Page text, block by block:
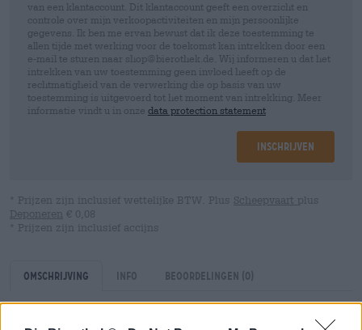
van een klantaccount. Dit klantaccount geeft een overzicht en
controle over mijn verkoopactiviteiten en mijn persoonlijke
gegevens. Ik ben me ervan bewust dat ik deze toestemming te
allen tijde met werking voor de toekomst kan intrekken door een
e-mail te sturen naar shop@bierothek.de. Wij informeren u dat het
intrekken van uw toestemming geen invloed heeft op de
rechtmatigheid van de verwerking die op basis van uw
toestemming is uitgevoerd tot het moment van intrekking. Meer
informatie vindt u in onze data protection statement
Inschrijven
* Prijzen zijn inclusief wettelijke BTW. Plus Scheepvaart plus
Deponeren € 0,08
* Prijzen zijn inclusief accijns
Omschrijving Info Beoordelingen (0)